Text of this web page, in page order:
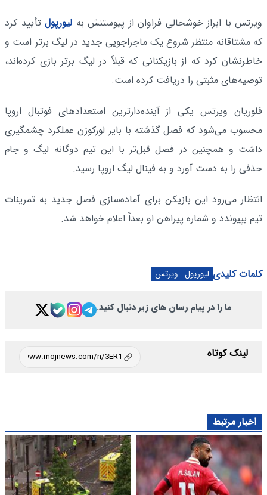
ویرتس با ابراز خوشحالی فراوان از پیوستنش به لیورپول تأیید کرد
که مشتاقانه منتظر شروع یک ماجراجویی جدید در لیگ برتر است و
خاطرنشان کرد که از بازیکنانی که قبلاً در لیگ برتر بازی کرده‌اند،
توصیه‌های مثبتی را دریافت کرده است.
فلوریان ویرتس یکی از آینده‌دارترین استعدادهای فوتبال اروپا
محسوب می‌شود که فصل گذشته با بایر لورکوزن عملکرد چشمگیری
داشت و همچنین در فصل قبل‌تر با این تیم دوگانه لیگ و جام
حذفی را به دست آورد و به فینال لیگ اروپا رسید.
انتظار می‌رود این بازیکن برای آماده‌سازی فصل جدید به تمرینات
تیم بپیوندد و شماره پیراهن او بعداً اعلام خواهد شد.
کلمات کلیدی لیورپول ویرتس
ما را در پیام رسان های زیر دنبال کنید.
لینک کوتاه
اخبار مرتبط